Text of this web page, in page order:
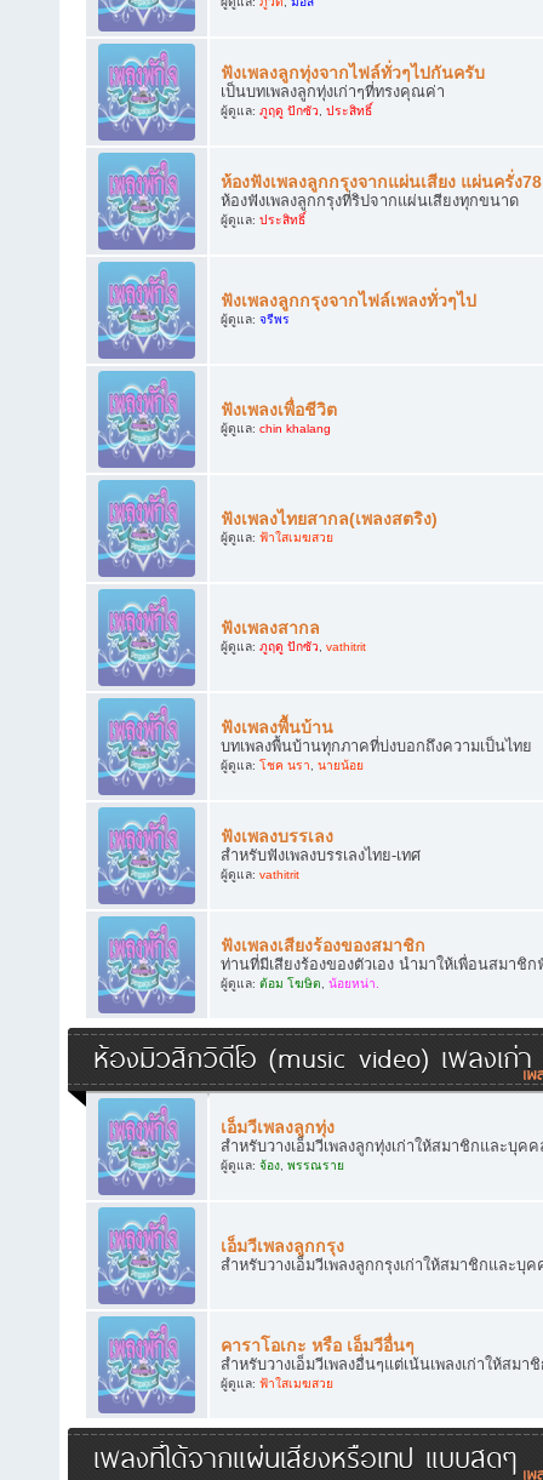
ฟังเพลงลูกทุ่งจากไฟล์ทั่วๆไปกันครับ
เป็นบทเพลงลูกทุ่งเก่าๆที่ทรงคุณค่า
ผู้ดูแล: ภูฤดู ปักซัว, ประสิทธิ์
ห้องฟังเพลงลูกกรุงจากแผ่นเสียง แผ่นครั่ง
ห้องฟังเพลงลูกกรุงที่ริปจากแผ่นเสียงทุกขนาด
ผู้ดูแล: ประสิทธิ์
ฟังเพลงลูกกรุงจากไฟล์เพลงทั่วๆไป
ผู้ดูแล: จรีพร
ฟังเพลงเพื่อชีวิต
ผู้ดูแล: chin khalang
ฟังเพลงไทยสากล(เพลงสตริง)
ผู้ดูแล: ฟ้าใสเมฆสวย
ฟังเพลงสากล
ผู้ดูแล: ภูฤดู ปักซัว, vathitrit
ฟังเพลงพื้นบ้าน
บทเพลงพื้นบ้านทุกภาคที่บ่งบอกถึงความเป็นไทย
ผู้ดูแล: โชค นรา, นายน้อย
ฟังเพลงบรรเลง
สำหรับฟังเพลงบรรเลงไทย-เทศ
ผู้ดูแล: vathitrit
ฟังเพลงเสียงร้องของสมาชิก
ท่านที่มีเสียงร้องของตัวเอง นำมาให้เพื่อนสมาชิ
ผู้ดูแล: ต้อม โฆษิต, น้อยหน่า.
ห้องมิวสิกวิดีโอ (music video) เพลงเก่า
เอ็มวีเพลงลูกทุ่ง
สำหรับวางเอ็มวีเพลงลูกทุ่งเก่าให้สมาชิกและบุค
ผู้ดูแล: จ้อง, พรรณราย
เอ็มวีเพลงลูกกรุง
สำหรับวางเอ็มวีเพลงลูกกรุงเก่าให้สมาชิกและบุ
คาราโอเกะ หรือ เอ็มวีอื่นๆ
สำหรับวางเอ็มวีเพลงอื่นๆแต่เน้นเพลงเก่าให้สม
ผู้ดูแล: ฟ้าใสเมฆสวย
เพลงที่ได้จากแผ่นเสียงหรือเทป แบบสดๆ